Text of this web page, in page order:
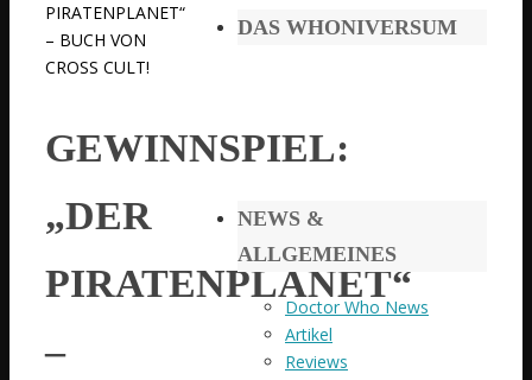
PIRATENPLANET“
– BUCH VON
CROSS CULT!
GEWINNSPIEL:
„DER
PIRATENPLANET“
–
DAS WHONIVERSUM
NEWS &
ALLGEMEINES
Doctor Who News
Artikel
Reviews